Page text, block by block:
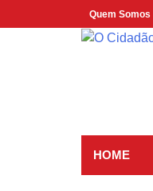
to
Quem Somos
HOME